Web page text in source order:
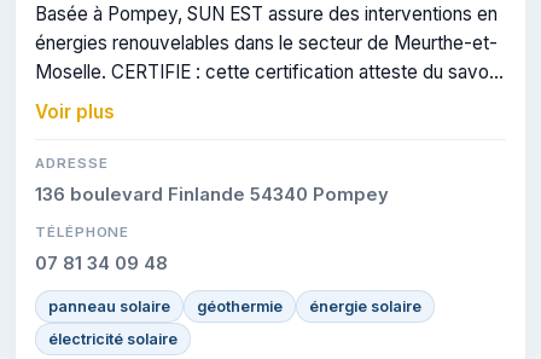
Basée à Pompey, SUN EST assure des interventions en
énergies renouvelables dans le secteur de Meurthe-et-
Moselle. CERTIFIE : cette certification atteste du savoir-
faire de l'entreprise.
Voir plus
ADRESSE
136 boulevard Finlande 54340 Pompey
TÉLÉPHONE
07 81 34 09 48
panneau solaire géothermie
énergie solaire
électricité solaire